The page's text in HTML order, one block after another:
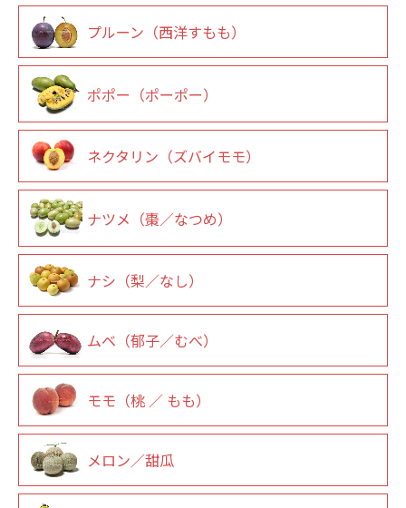
プルーン（西洋すもも）
ポポー（ポーポー）
ネクタリン（ズバイモモ）
ナツメ（棗／なつめ）
ナシ（梨／なし）
ムベ（郁子／むべ）
モモ（桃 ／ もも）
メロン／甜瓜